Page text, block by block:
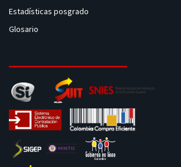
Estadísticas posgrado
Glosario